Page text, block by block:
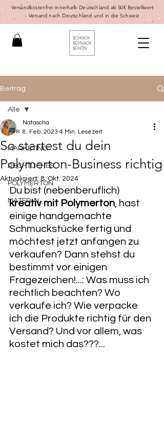
Versandkostenfrei innerhalb Deutschland ab 50€ Bestellwert
- Versand nach Deutschland und in die Schweiz
Beitrag
Alle
MARKETING
RECHTLICHES
POLYMERTON
MATERIAL
Alle
So startest du dein
Polymerton-Business richtig
Natascha
8. Feb. 2023 4 Min. Lesezeit
Aktualisiert: 8. Okt. 2024
Du bist (nebenberuflich)
kreativ mit Polymerton, hast
einige handgemachte
Schmuckstücke fertig und
möchtest jetzt anfangen zu
verkaufen? Dann stehst du
bestimmt vor einigen
Fragezeichen!...: Was muss ich
rechtlich beachten? Wo
verkaufe ich? Wie verpacke
ich die Produkte richtig für den
Versand? Und vor allem, was
kostet mich das???...